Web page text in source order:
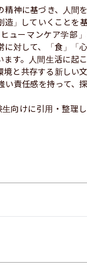
神に基づき、人間
」していくことを
ューマンケア学部
対して、「食」「
す。人間生活に起
と共存する新しい
責任感を持って、
向けに引用・整理